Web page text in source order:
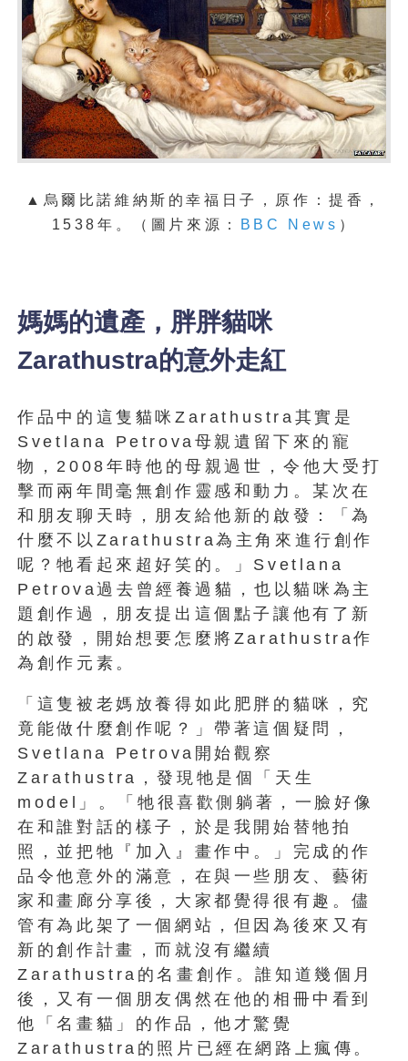
▲ 烏爾比諾維納斯的幸福日子，原作：提香，
1538年。（圖片來源：
BBC News ）
媽媽的遺產，胖胖貓咪
Zarathustra的意外走紅
作品中的這隻貓咪Zarathustra其實是
Svetlana Petrova母親遺留下來的寵
物，2008年時他的母親過世，令他大受打
擊而兩年間毫無創作靈感和動力。某次在
和朋友聊天時，朋友給他新的啟發：「為
什麼不以Zarathustra為主角來進行創作
呢？牠看起來超好笑的。」Svetlana
Petrova過去曾經養過貓，也以貓咪為主
題創作過，朋友提出這個點子讓他有了新
的啟發，開始想要怎麼將Zarathustra作
為創作元素。
「這隻被老媽放養得如此肥胖的貓咪，究
竟能做什麼創作呢？」帶著這個疑問，
Svetlana Petrova開始觀察
Zarathustra，發現牠是個「天生
model」。「牠很喜歡側躺著，一臉好像
在和誰對話的樣子，於是我開始替牠拍
照，並把牠『加入』畫作中。」完成的作
品令他意外的滿意，在與一些朋友、藝術
家和畫廊分享後，大家都覺得很有趣。儘
管有為此架了一個網站，但因為後來又有
新的創作計畫，而就沒有繼續
Zarathustra的名畫創作。誰知道幾個月
後，又有一個朋友偶然在他的相冊中看到
他「名畫貓」的作品，他才驚覺
Zarathustra的照片已經在網路上瘋傳。